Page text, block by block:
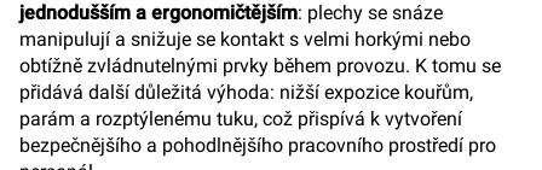
jednodušším a ergonomičtějším: plechy se snáze
manipulují a snižuje se kontakt s velmi horkými nebo
obtížně zvládnutelnými prvky během provozu. K tomu se
přidává další důležitá výhoda: nižší expozice kouřům,
parám a rozptýlenému tuku, což přispívá k vytvoření
bezpečnějšího a pohodlnějšího pracovního prostředí pro